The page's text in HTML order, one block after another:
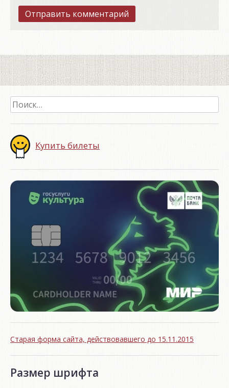
Найти:
Купить билеты
Старая форма сайта, действовавшего до 15.11.2015
Размер шрифта